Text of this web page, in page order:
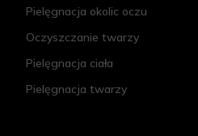
Pielęgnacja okolic oczu
Oczyszczanie twarzy
Pielęgnacja ciała
Pielęgnacja twarzy